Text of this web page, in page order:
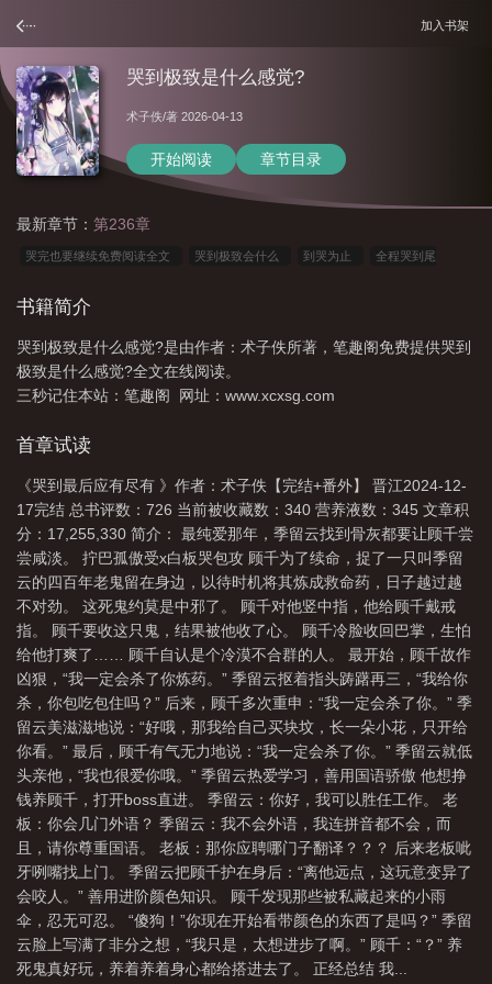
加入书架
哭到极致是什么感觉?
术子佚/著 2026-04-13
开始阅读 章节目录
最新章节： 第236章
哭完也要继续免费阅读全文 哭到极致会什么 到哭为止 全程哭到尾
严重会怎么样
了 哭到极限会怎么样 哭到至极是什么感受 哭哭哭到泪满天 哭到最后哭
不出来 哭到一定程度会怎样 哭到极致
的 哭到泪崩
后我却不退出 哭到最大声表情包 哭完也要继续全文免费阅读 哭到极致图
片 哭到最后想哭哭不出来怎么办 哭到极致是什么感受 哭到崩溃的结局
he
书籍简介
哭到极致是什么感觉?是由作者：术子佚所著，笔趣阁免费提供哭到
极致是什么感觉?全文在线阅读。
三秒记住本站：笔趣阁 网址：www.xcxsg.com
首章试读
《哭到最后应有尽有 》作者：术子佚【完结+番外】 晋江2024-12-
17完结 总书评数：726 当前被收藏数：340 营养液数：345 文章积
分：17,255,330 简介： 最纯爱那年，季留云找到骨灰都要让顾千尝
尝咸淡。 拧巴孤傲受x白板哭包攻 顾千为了续命，捉了一只叫季留
云的四百年老鬼留在身边，以待时机将其炼成救命药，日子越过越
不对劲。 这死鬼约莫是中邪了。 顾千对他竖中指，他给顾千戴戒
指。 顾千要收这只鬼，结果被他收了心。 顾千冷脸收回巴掌，生怕
给他打爽了…… 顾千自认是个冷漠不合群的人。 最开始，顾千故作
凶狠，“我一定会杀了你炼药。” 季留云抠着指头踌躇再三，“我给你
杀，你包吃包住吗？” 后来，顾千多次重申：“我一定会杀了你。” 季
留云美滋滋地说：“好哦，那我给自己买块坟，长一朵小花，只开给
你看。” 最后，顾千有气无力地说：“我一定会杀了你。” 季留云就低
头亲他，“我也很爱你哦。” 季留云热爱学习，善用国语骄傲 他想挣
钱养顾千，打开boss直进。 季留云：你好，我可以胜任工作。 老
板：你会几门外语？ 季留云：我不会外语，我连拼音都不会，而
且，请你尊重国语。 老板：那你应聘哪门子翻译？？？ 后来老板呲
牙咧嘴找上门。 季留云把顾千护在身后：“离他远点，这玩意变异了
会咬人。” 善用进阶颜色知识。 顾千发现那些被私藏起来的小雨
伞，忍无可忍。 “傻狗！”你现在开始看带颜色的东西了是吗？” 季留
云脸上写满了非分之想，“我只是，太想进步了啊。” 顾千：“？” 养
死鬼真好玩，养着养着身心都给搭进去了。 正经总结 我...